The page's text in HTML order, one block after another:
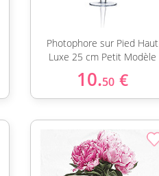
Photophore sur Pied Haut
Luxe 25 cm Petit Modèle
10.50 €